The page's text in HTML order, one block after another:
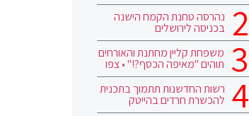
נהרסה טחנת הקמח הישנה
בכניסה לירושלים
משפחת קליין מחתנת והאורחים
תוהים "מאיפה הכסף?!" • צפו
רשות החדשנות תתמוך בתכנית
להכשרת חרדים בהייטק